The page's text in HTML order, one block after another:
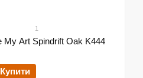
1
My Art Spindrift Oak K444
Купити